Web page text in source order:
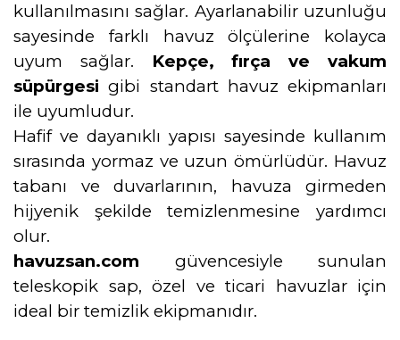
kullanılmasını sağlar. Ayarlanabilir uzunluğu
sayesinde farklı havuz ölçülerine kolayca
uyum sağlar.
Kepçe, fırça ve vakum
süpürgesigibi standart havuz ekipmanları
ile uyumludur.
Hafif ve dayanıklı yapısı sayesinde kullanım
sırasında yormaz ve uzun ömürlüdür. Havuz
tabanı ve duvarlarının, havuza girmeden
hijyenik şekilde temizlenmesine yardımcı
olur.
havuzsan.com güvencesiyle sunulan
teleskopik sap, özel ve ticari havuzlar için
ideal bir temizlik ekipmanıdır.